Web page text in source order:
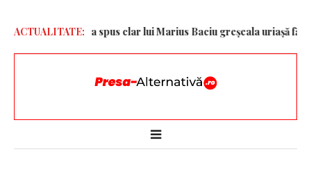
ACTUALITATE:
Iordănescu i-a spus clar lui Marius Baciu greșeala uriașă făcută